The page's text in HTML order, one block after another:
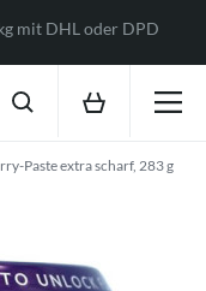
mit DHL oder DPD
Paste extra scharf, 283 g